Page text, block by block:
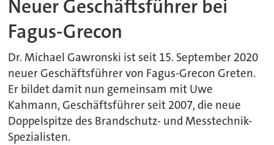
Neuer Geschäftsführer bei
Fagus-Grecon
Dr. Michael Gawronski ist seit 15. September 2020
neuer Geschäftsführer von Fagus-Grecon Greten.
Er bildet damit nun gemeinsam mit Uwe
Kahmann, Geschäftsführer seit 2007, die neue
Doppelspitze des Brandschutz- und Messtechnik-
Spezialisten.